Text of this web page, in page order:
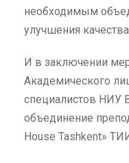
необходимым
улучшения
И в заключении
Академического
специалистов НИУ
объединение
House Tashkent»